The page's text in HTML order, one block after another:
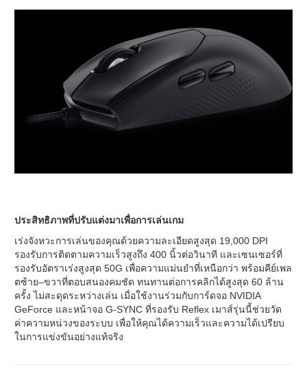
ประสิทธิภาพที่ปรับแต่งมาเพื่อการเล่นเกม
เร่งจังหวะการเล่นของคุณด้วยความละเอียดสูงสุด 19,000 DPI
รองรับการติดตามความเร็วสูงถึง 400 นิ้วต่อวินาที และเซนเซอร์ที่
รองรับอัตราเร่งสูงสุด 50G เพื่อความแม่นยำที่เหนือกว่า พร้อมคีย์เพล
ตซ้าย–ขวาที่ตอบสนองคมชัด ทนทานต่อการคลิกได้สูงสุด 60 ล้าน
ครั้ง ไม่สะดุดระหว่างเล่น เมื่อใช้งานร่วมกับการ์ดจอ NVIDIA
GeForce และหน้าจอ G-SYNC ที่รองรับ Reflex เมาส์รุ่นนี้ช่วยวัด
ค่าความหน่วงของระบบ เพื่อให้คุณได้ความเร็วและความได้เปรียบ
ในการแข่งขันอย่างแท้จริง